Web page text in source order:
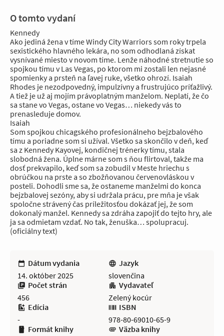
O tomto vydaní
Kennedy
Ako jediná žena v tíme Windy City Warriors som roky trpela
sexistického hlavného lekára, no som odhodlaná získat
vysnívané miesto v novom tíme. Lenže náhodné stretnutie so
spojkou tímu v Las Vegas, po ktorom mi zostali len nejasné
spomienky a prsteň na ľavej ruke, všetko ohrozí. Isaiah
Rhodes je nezodpovedný, impulzívny a frustrujúco príťažlivý.
A tiež je už aj mojím právoplatným manželom. Neplatí, že čo
sa stane vo Vegas, ostane vo Vegas… niekedy vás to
prenasleduje domov.
Isaiah
Som spojkou chicagského profesionálneho bejzbalového
tímu a poriadne som si užíval. Všetko sa skončilo v deň, keď
sa z Kennedy Kayovej, kondičnej trénerky tímu, stala
slobodná žena. Úplne márne som s ňou flirtoval, takže ma
dosť prekvapilo, keď som sa zobudil v Meste hriechu s
obrúčkou na prste a so zbožňovanou červenovláskou v
posteli. Dohodli sme sa, že ostaneme manželmi do konca
bejzbalovej sezóny, aby si udržala prácu, pre mňa je však
spoločne strávený čas príležitosťou dokázať jej, že som
dokonalý manžel. Kennedy sa zdráha zapojiť do tejto hry, ale
ja sa odmietam vzdať. No tak, ženuška… spolupracuj.
(oficiálny text)
Dátum vydania
14. október 2025
Jazyk
slovenčina
Počet strán
456
Vydavateľ
Zelený kocúr
Edícia
-
ISBN
978-80-69010-65-9
Formát knihy
Väzba knihy